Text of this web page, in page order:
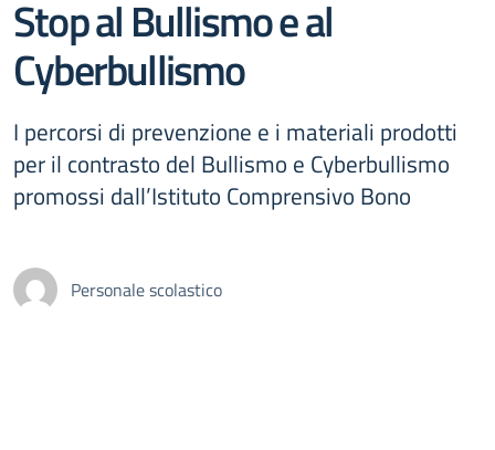
Stop al Bullismo e al
Cyberbullismo
I percorsi di prevenzione e i materiali prodotti
per il contrasto del Bullismo e Cyberbullismo
promossi dall’Istituto Comprensivo Bono
Personale scolastico